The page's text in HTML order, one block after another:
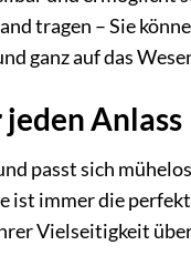
tragen – Sie
ganz auf das
Anlass
passt sich
immer die
Vielseitigkeit